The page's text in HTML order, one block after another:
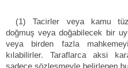
(1) Tacirler veya kamu
doğmuş veya doğabilecek bir
veya birden fazla
kılabilirler. Taraflarca aksi